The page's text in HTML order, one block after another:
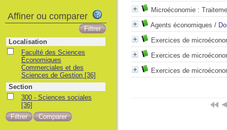
Microéconomie :
Agents économiques /
Exercices de
Exercices de
Exercices de
Affiner ou comparer
Localisation
Faculté des Sciences
Économiques
Commerciales et des
Sciences de Gestion [36]
Section
300 - Sciences sociales
[36]